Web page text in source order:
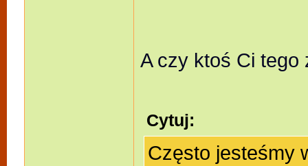
A czy ktoś Ci tego
Cytuj:
Często jesteśmy